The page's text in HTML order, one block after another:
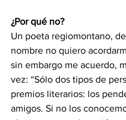
¿Por qué no?
Un poeta regiomontano,
nombre no quiero
sin embargo me acuerdo,
vez: “Sólo dos tipos de
premios literarios: los
amigos. Si no los